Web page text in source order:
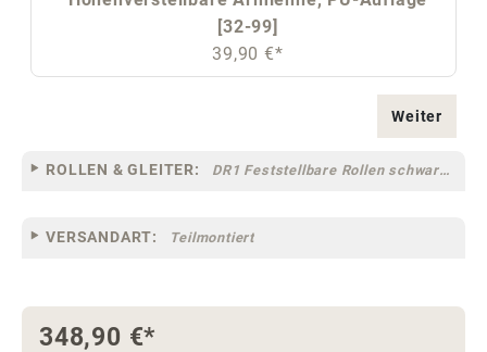
[32-99]
39,90 €*
Weiter
ROLLEN & GLEITER: DR1 Feststellbare Rollen schwarz für Teppichböden [10F]
VERSANDART: Teilmontiert
348,90 €*